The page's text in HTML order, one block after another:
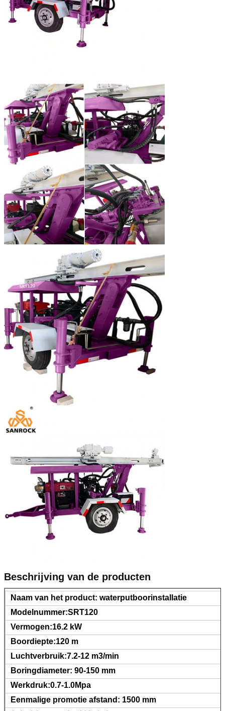
Laat een bericht achter
We bellen je snel terug!
Beschrijving van de producten
Naam van het product: waterputboorinstallatie
Modelnummer:SRT120
Vermogen:16.2 kW
Boordiepte:120 m
Luchtverbruik:7.2-12 m3/min
Boringdiameter: 90-150 mm
Werkdruk:0.7-1.0Mpa
Eenmalige promotie afstand: 1500 mm